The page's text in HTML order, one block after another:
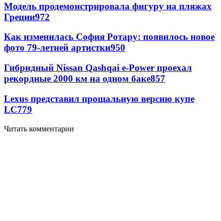
Модель продемонстрировала фигуру на пляжах
Греции972
Как изменилась София Ротару: появилось новое
фото 79-летней артистки950
Гибридный Nissan Qashqai e-Power проехал
рекордные 2000 км на одном баке857
Lexus представил прощальную версию купе
LC779
Читать комментарии